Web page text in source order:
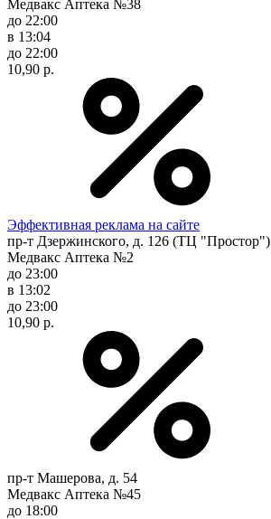
Медвакс Аптека №38
до 22:00
в 13:04
до 22:00
10,90 р.
Эффективная реклама на сайте
пр-т Дзержинского, д. 126 (ТЦ "Простор")
Медвакс Аптека №2
до 23:00
в 13:02
до 23:00
10,90 р.
пр-т Машерова, д. 54
Медвакс Аптека №45
до 18:00